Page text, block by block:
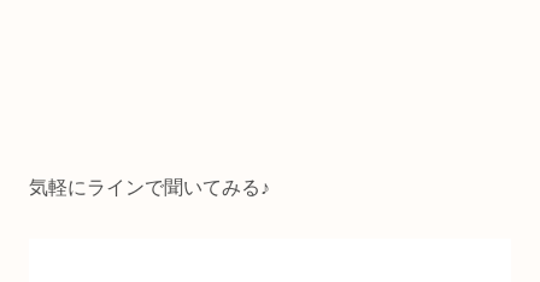
気軽にラインで聞いてみる♪